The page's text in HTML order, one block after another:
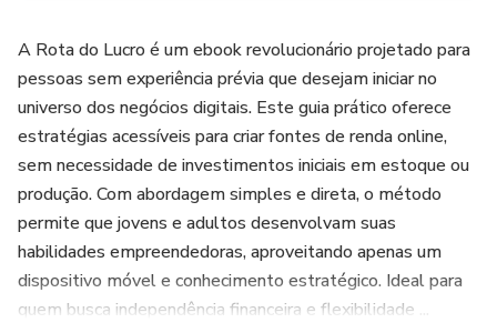
A Rota do Lucro é um ebook revolucionário projetado para
pessoas sem experiência prévia que desejam iniciar no
universo dos negócios digitais. Este guia prático oferece
estratégias acessíveis para criar fontes de renda online,
sem necessidade de investimentos iniciais em estoque ou
produção. Com abordagem simples e direta, o método
permite que jovens e adultos desenvolvam suas
habilidades empreendedoras, aproveitando apenas um
dispositivo móvel e conhecimento estratégico. Ideal para
quem busca independência financeira e flexibilidade ...